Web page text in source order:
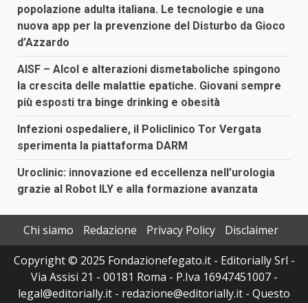
popolazione adulta italiana. Le tecnologie e una
nuova app per la prevenzione del Disturbo da Gioco
d’Azzardo
AISF – Alcol e alterazioni dismetaboliche spingono
la crescita delle malattie epatiche. Giovani sempre
più esposti tra binge drinking e obesità
Infezioni ospedaliere, il Policlinico Tor Vergata
sperimenta la piattaforma DARM
Uroclinic: innovazione ed eccellenza nell’urologia
grazie al Robot ILY e alla formazione avanzata
Chi siamo Redazione Privacy Policy
Disclaimer
Copyright © 2025 Fondazionefegato.it - Editorially Srl -
Via Assisi 21 - 00181 Roma - P.Iva 16947451007 -
legal@editorially.it - redazione@editorially.it - Questo